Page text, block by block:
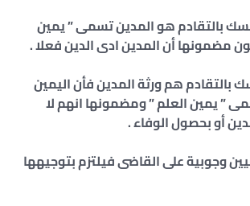
بالتقادم هو المدين تسمى ” يمين
مضمونها أن المدين ادى الدين فعلا .
بالتقادم هم ورثة المدين فأن اليمين
” يمين العلم ” ومضمونها انهم لا
أو بحصول الوفاء .
وجوبية على القاضى فيلتزم بتوجيهها